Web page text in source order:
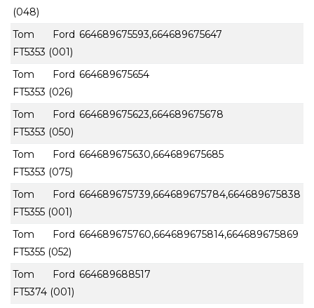
(048)
Tom Ford
FT5353 (001)
664689675593,664689675647
Tom Ford
FT5353 (026)
664689675654
Tom Ford
FT5353 (050)
664689675623,664689675678
Tom Ford
FT5353 (075)
664689675630,664689675685
Tom Ford
FT5355 (001)
664689675739,664689675784,664689675838
Tom Ford
FT5355 (052)
664689675760,664689675814,664689675869
Tom Ford
FT5374 (001)
664689688517